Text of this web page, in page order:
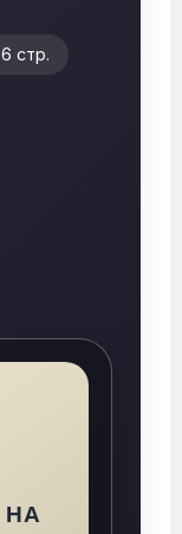
стр.
НА